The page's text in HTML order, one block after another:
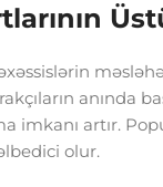
anında
imkanı artır.
olur.